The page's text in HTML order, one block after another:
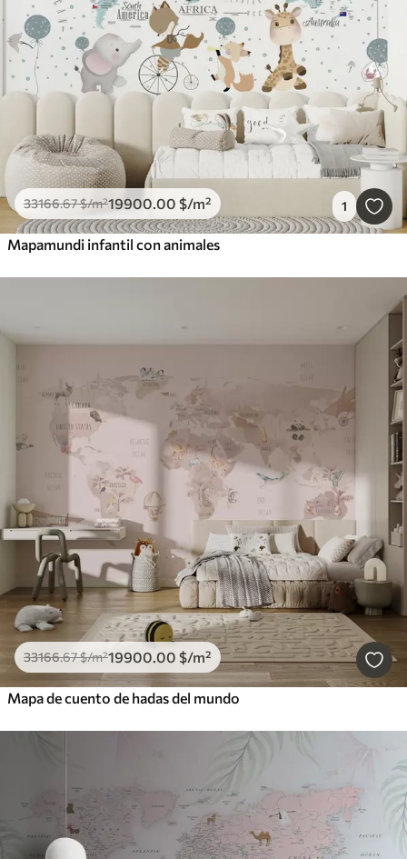
33166.67$/m²19900.00 $/m² 1
Mapamundi infantil con animales
33166.67$/m²19900.00 $/m²
Mapa de cuento de hadas del mundo